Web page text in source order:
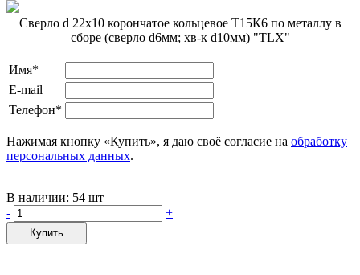
Сверло d 22х10 корончатое кольцевое Т15К6 по металлу в
сборе (сверло d6мм; хв-к d10мм) "TLX"
Имя*
E-mail
Телефон*
Нажимая кнопку «Купить», я даю своё согласие на обработку
персональных данных.
В наличии: 54 шт
-
+
Купить